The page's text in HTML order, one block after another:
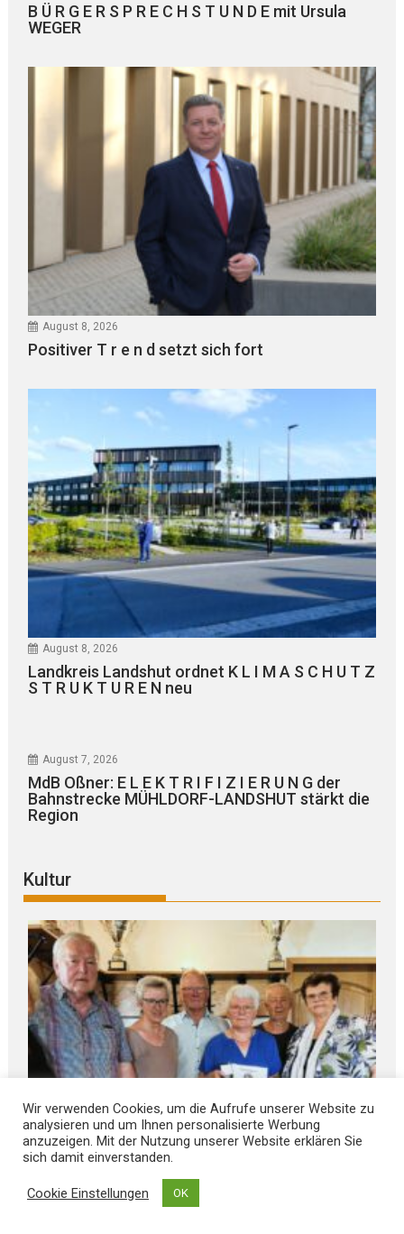
B Ü R G E R S P R E C H S T U N D E mit Ursula
WEGER
August 8, 2026
Positiver T r e n d setzt sich fort
August 8, 2026
Landkreis Landshut ordnet K L I M A S C H U T Z
S T R U K T U R E N neu
August 7, 2026
MdB Oßner: E L E K T R I F I Z I E R U N G der
Bahnstrecke MÜHLDORF-LANDSHUT stärkt die
Region
Kultur
Gebhard-Glück-M E D A I L L E verliehen
Wir verwenden Cookies, um die Aufrufe unserer Website zu
analysieren und um Ihnen personalisierte Werbung
anzuzeigen. Mit der Nutzung unserer Website erklären Sie
sich damit einverstanden.
Cookie Einstellungen OK